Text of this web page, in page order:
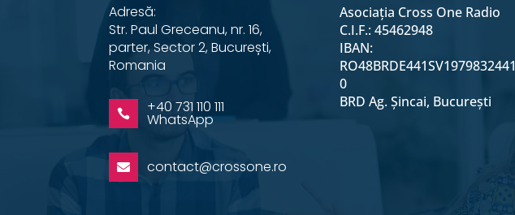
Adresă:
Str. Paul Greceanu, nr. 16,
parter, Sector 2, București,
Romania
 +40 731 110 111
WhatsApp
 contact@crossone.ro
Asociația Cross One Radio
C.I.F.: 45462948
IBAN:
RO48BRDE441SV1979832441
0
BRD Ag. Șincai, București